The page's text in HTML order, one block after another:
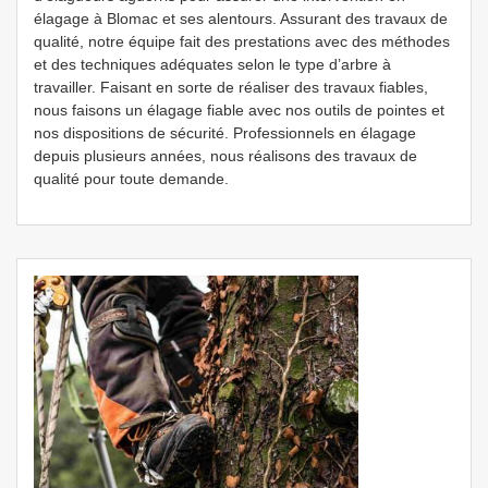
élagage à Blomac et ses alentours. Assurant des travaux de
qualité, notre équipe fait des prestations avec des méthodes
et des techniques adéquates selon le type d’arbre à
travailler. Faisant en sorte de réaliser des travaux fiables,
nous faisons un élagage fiable avec nos outils de pointes et
nos dispositions de sécurité. Professionnels en élagage
depuis plusieurs années, nous réalisons des travaux de
qualité pour toute demande.